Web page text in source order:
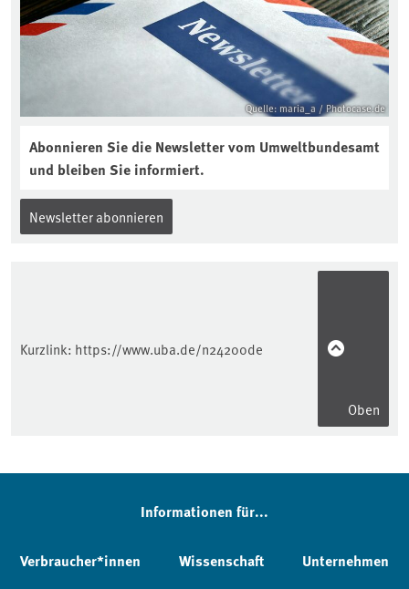
Quelle: maria_a / Photocase.de
Abonnieren Sie die Newsletter vom Umweltbundesamt
und bleiben Sie informiert.
Newsletter abonnieren
Kurzlink: https://www.uba.de/n24200de
Oben
Informationen für...
Verbraucher*innen Wissenschaft Unternehmen